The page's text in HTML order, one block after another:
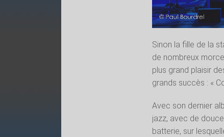
Sinon la fille de la
de nombreux
plus grand plaisir
grands succès : «
Avec son dernier
jazz, avec de
batterie, sur